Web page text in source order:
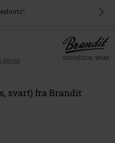
tillegg
svart) fra Brandit